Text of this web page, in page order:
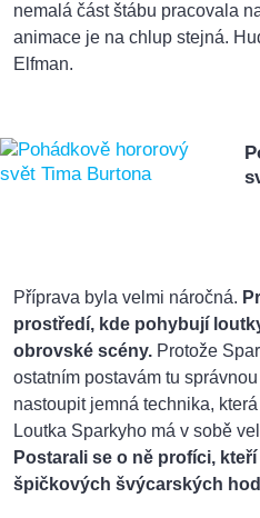
nemalá část štábu pracovala
animace je na chlup stejná.
Elfman.
Příprava byla velmi náročná.
prostředí, kde pohybují
obrovské scény. Protože
ostatním postavám tu
nastoupit jemná technika,
Loutka Sparkyho má v sobě
Postarali se o ně profíci,
špičkových švýcarských